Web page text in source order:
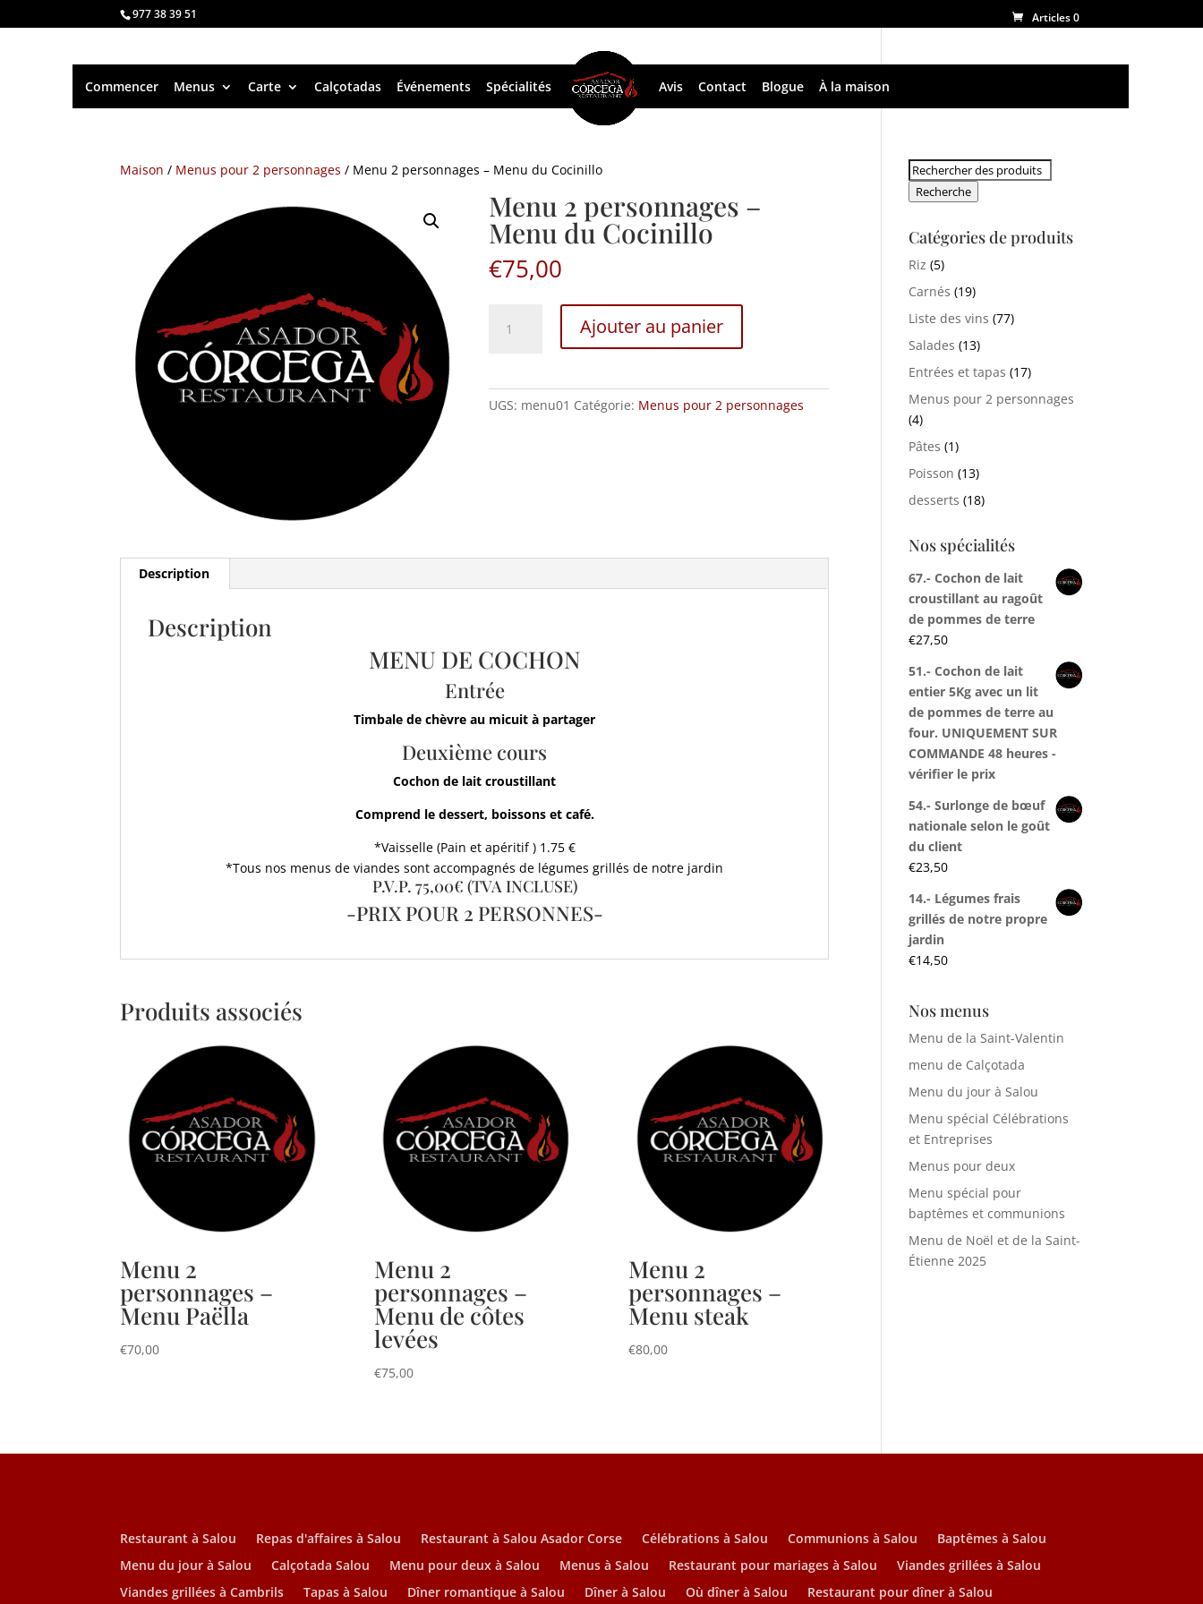
977 38 39 51 Articles 0
Commencer Menus Carte Calçotadas Événements Spécialités Avis Contact Blogue À la maison
Maison / Menus pour 2 personnages / Menu 2 personnages – Menu du Cocinillo
Menu 2 personnages –
Menu du Cocinillo
€75,00
personnages
Ajouter au panier
UGS: menu01 Catégorie: Menus pour 2 personnages
Description
Description
MENU DE COCHON
Entrée
Timbale de chèvre au micuit à partager
Deuxième cours
Cochon de lait croustillant
Comprend le dessert, boissons et café.
*Vaisselle (Pain et apéritif ) 1.75 €
*Tous nos menus de viandes sont accompagnés de légumes grillés de notre jardin
P.V.P. 75,00€ (TVA INCLUSE)
-PRIX POUR 2 PERSONNES-
Produits associés
Menu 2
personnages –
Menu Paëlla
€70,00
Menu 2
personnages –
Menu de côtes
levées
€75,00
Menu 2
personnages –
Menu steak
€80,00
Rechercher:
Recherche
Catégories de produits
Riz (5)
Carnés (19)
Liste des vins (77)
Salades (13)
Entrées et tapas (17)
Menus pour 2 personnages
(4)
Pâtes (1)
Poisson (13)
desserts (18)
Nos spécialités
67.- Cochon de lait
croustillant au ragoût
de pommes de terre
€27,50
51.- Cochon de lait
entier 5Kg avec un lit
de pommes de terre au
four. UNIQUEMENT SUR
COMMANDE 48 heures -
vérifier le prix
54.- Surlonge de bœuf
nationale selon le goût
du client
€23,50
14.- Légumes frais
grillés de notre propre
jardin
€14,50
Nos menus
Menu de la Saint-Valentin
menu de Calçotada
Menu du jour à Salou
Menu spécial Célébrations
et Entreprises
Menus pour deux
Menu spécial pour
baptêmes et communions
Menu de Noël et de la Saint-
Étienne 2025
Restaurant à Salou Repas d'affaires à Salou Restaurant à Salou Asador Corse Célébrations à Salou Communions à Salou
Baptêmes à Salou
Menu du jour à Salou
Calçotada Salou Menu pour deux à Salou Menus à Salou Restaurant pour mariages à Salou
Viandes grillées à Salou
Viandes grillées à Cambrils
Tapas à Salou Dîner romantique à Salou Dîner à Salou Où dîner à Salou Restaurant pour dîner à Salou